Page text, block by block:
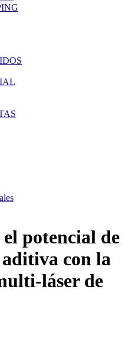
potencial de
con la
láser de